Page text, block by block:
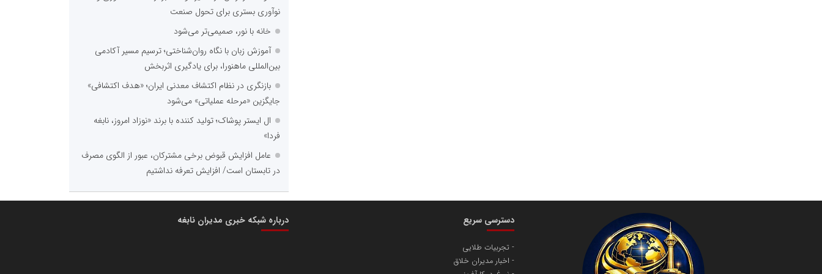
نوآوری بستری برای تحول صنعت
خانه با نور، صمیمی‌تر می‌شود
آموزش زبان با نگاه روان‌شناختی؛ ترسیم مسیر آکادمی
بین‌المللی ماهنورا، برای یادگیری اثربخش
بازنگری در نظام اکتشاف معدنی ایران؛ «هدف اکتشافی»
جایگزین «مرحله عملیاتی» می‌شود
ال ایستر پوشاک؛ تولید کننده با برند «نوزاد امروز، نابغه
فردا»
عامل افزایش قبوض برخی مشترکان، عبور از الگوی مصرف
در تابستان است/ افزایش تعرفه نداشتیم
دسترسی سریع
تجربیات طلایی
اخبار مدیران خلاق
درباره شبکه خبری مدیران نابغه